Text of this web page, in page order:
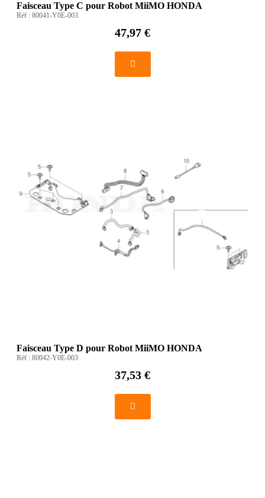
Faisceau Type C pour Robot MiiMO HONDA
Réf : 80041-Y0E-003
47,97 €
Faisceau Type D pour Robot MiiMO HONDA
Réf : 80042-Y0E-003
37,53 €